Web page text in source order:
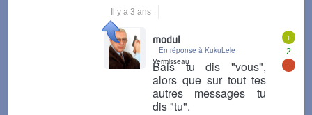
Il y a 3 ans
+
2
-
modul
En réponse à KukuLele
Vermisseau
Bais tu dis "vous",
alors que sur tout tes
autres messages tu
dis "tu".